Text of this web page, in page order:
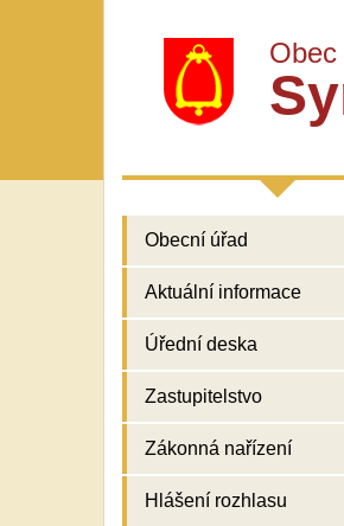
Obec
Obecní úřad
Aktuální informace
Úřední deska
Zastupitelstvo
Zákonná nařízení
Hlášení rozhlasu